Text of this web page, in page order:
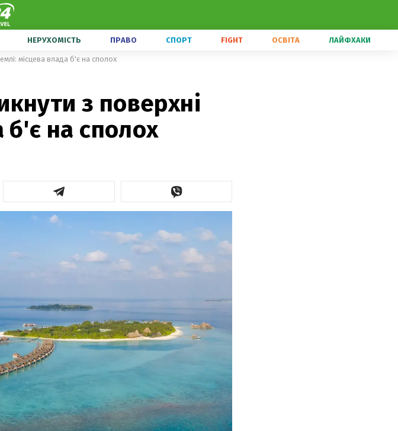
НЕРУХОМІСТЬ ПРАВО СПОРТ FIGHT ОСВІТА ЛАЙФХАКИ
місцева влада б'є на сполох
з поверхні
б'є на сполох